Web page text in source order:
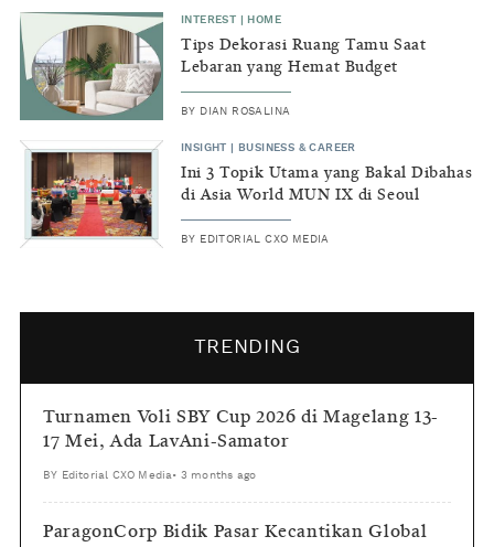
INTEREST HOME
Tips Dekorasi Ruang Tamu Saat
Lebaran yang Hemat Budget
BY DIAN ROSALINA
INSIGHT BUSINESS & CAREER
Ini 3 Topik Utama yang Bakal Dibahas
di Asia World MUN IX di Seoul
BY EDITORIAL CXO MEDIA
TRENDING
Turnamen Voli SBY Cup 2026 di Magelang 13-
17 Mei, Ada LavAni-Samator
BY Editorial CXO Media• 3 months ago
ParagonCorp Bidik Pasar Kecantikan Global